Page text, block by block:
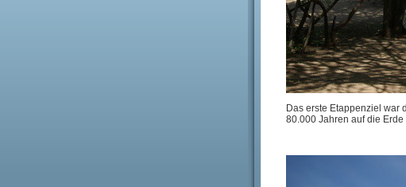
Das erste Etappenziel war
80.000 Jahren auf die